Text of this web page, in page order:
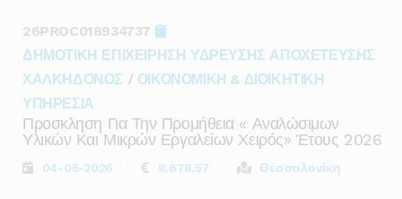
26PROC018934737
ΔΗΜΟΤΙΚΗ ΕΠΙΧΕΙΡΗΣΗ ΥΔΡΕΥΣΗΣ ΑΠΟΧΕΤΕΥΣΗΣ
ΧΑΛΚΗΔΟΝΟΣ / ΟΙΚΟΝΟΜΙΚΗ & ΔΙΟΙΚΗΤΙΚΗ
ΥΠΗΡΕΣΙΑ
Προσκληση Για Την Προμήθεια « Αναλώσιμων
Υλικών Και Μικρών Εργαλείων Χειρός» Έτους 2026
04-05-2026 8.678,57 Θεσσαλονίκη